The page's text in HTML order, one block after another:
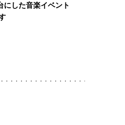
した音楽イベント